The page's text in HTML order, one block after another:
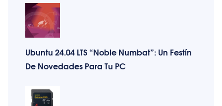
Ubuntu 24.04 LTS “Noble Numbat”: Un Festín
De Novedades Para Tu PC